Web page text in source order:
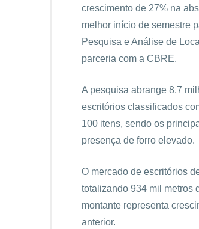
crescimento de 27% na
melhor início de semestre
Pesquisa e Análise de
parceria com a CBRE.
A pesquisa abrange 8,7
escritórios classificados
100 itens, sendo os
presença de forro elevado.
O mercado de escritórios
totalizando 934 mil metros
montante representa
anterior.